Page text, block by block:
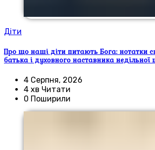
Діти
Про що наші діти питають Бога: нотатки
батька і духовного наставника недільної
4 Серпня, 2026
4 хв Читати
0 Поширили